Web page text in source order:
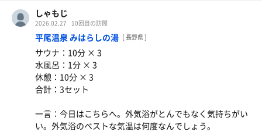
しゃもじ
2026.02.27 10回目の訪問
平尾温泉 みはらしの湯 [ 長野県 ]
サウナ：10分 × 3
水風呂：1分 × 3
休憩：10分 × 3
合計：3セット
一言：今日はこちらへ。外気浴がとんでもなく気持ちがい
い。外気浴のベストな気温は何度なんでしょう。